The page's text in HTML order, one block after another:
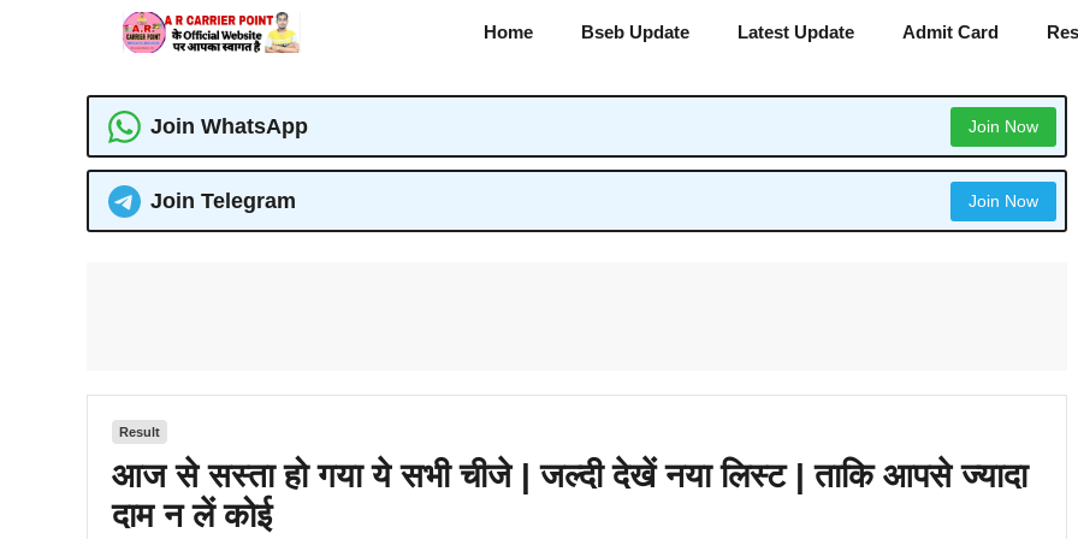
Home Bseb Update Latest Update Admit Card
Join WhatsApp Join Now
Join Telegram Join Now
Result
आज से सस्ता हो गया ये सभी चीजे | जल्दी देखें नया लिस्ट | ताकि आपसे ज्यादा
दाम न लें कोई